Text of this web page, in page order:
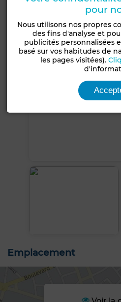
Voir plus de photos
Emplacement
pour
Nous utilisons nos propres
des fins d'analyse et
publicités personnalisées
basé sur vos habitudes de
les pages visitées).